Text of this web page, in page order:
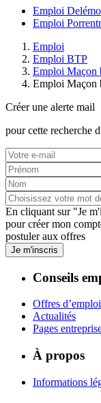
Emploi
Emploi
Emploi
Emploi BTP
Emploi Maçon
Emploi Maçon
Créer une alerte mail
pour cette recherche
En cliquant sur "Je
pour créer mon
postuler aux offres
Je m'inscris
Conseils
Offres d’emploi
Actualités
Pages
À propos
Informations